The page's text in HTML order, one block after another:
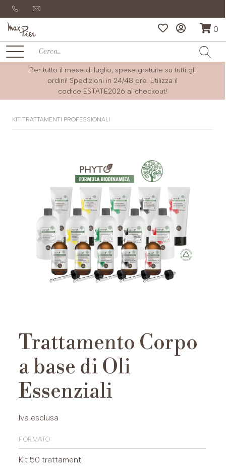
0
Per tutto il mese di luglio, spese gratuite su tutti gli
ordini! Spedizioni in 24/48 ore. Utilizza il
codice ESTATE2026 al checkout!
KIT TRATTAMENTI PROFESSIONALI
Trattamento Corpo
a base di Oli
Essenziali
Iva esclusa
formato
Kit 50 trattamenti